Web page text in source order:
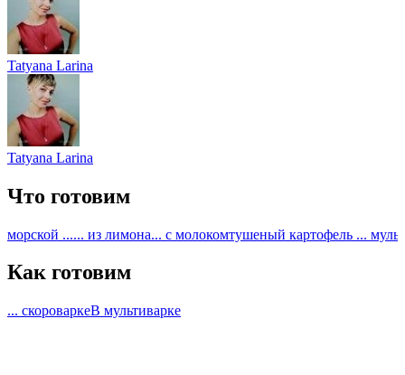
Tatyana Larina
Tatyana Larina
Что готовим
морской ...... из лимона... с молокомтушеный картофель ...
Как готовим
... скороваркеВ мультиварке